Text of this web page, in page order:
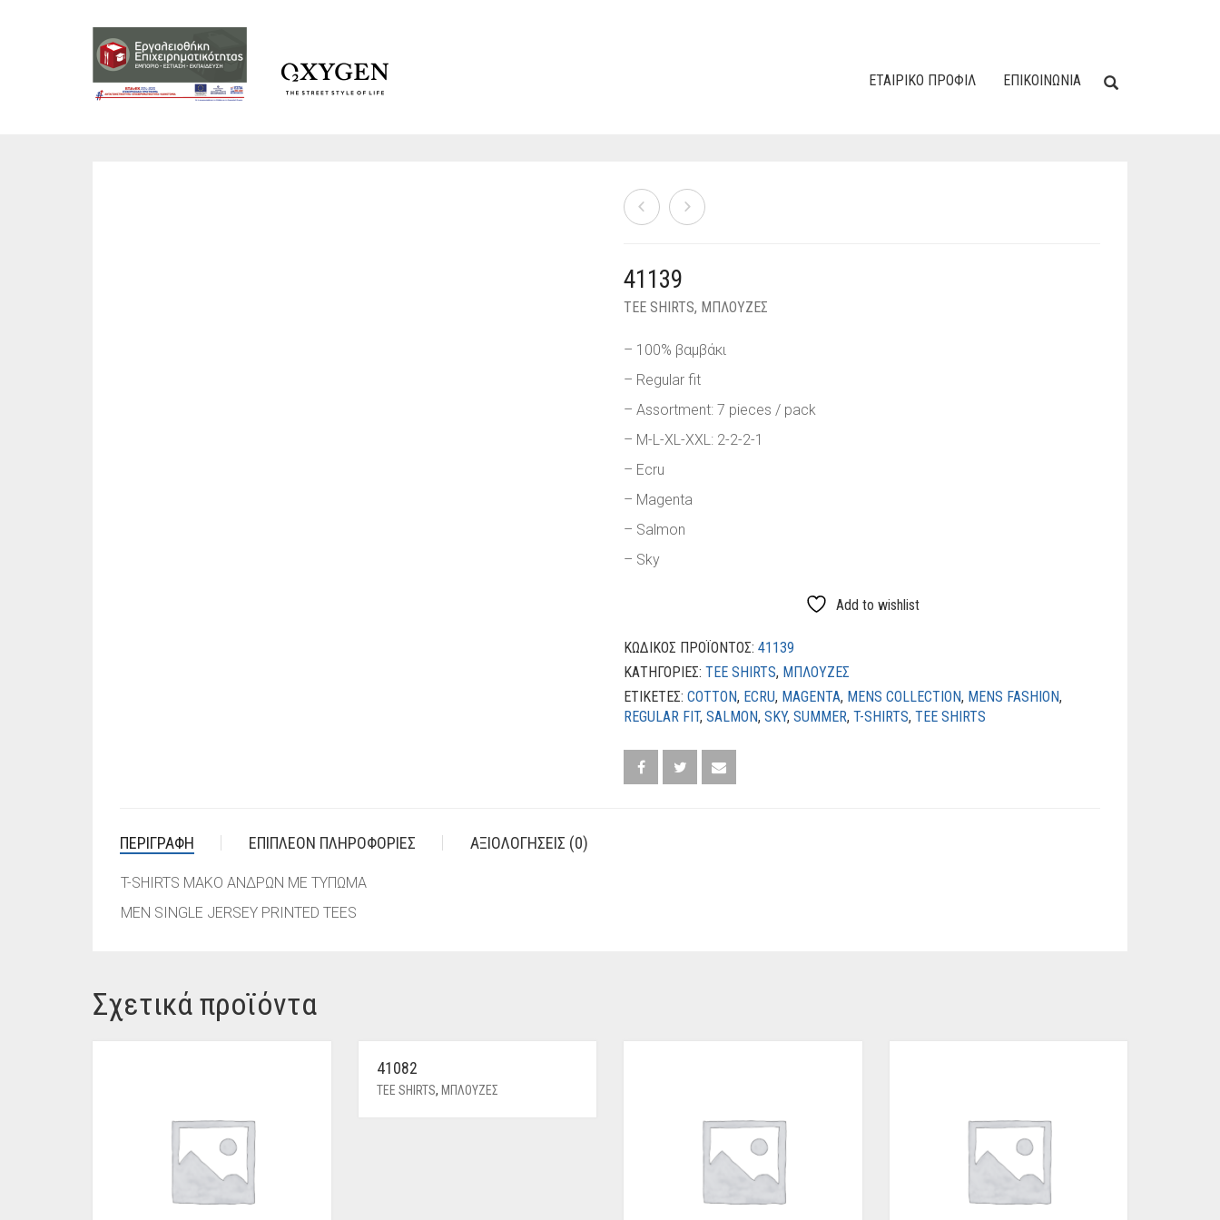
ΕΤΑΙΡΙΚΌ ΠΡΟΦΊΛ ΕΠΙΚΟΙΝΩΝΙΑ
41139
TEE SHIRTS, ΜΠΛΟΥΖΕΣ
– 100% βαμβάκι
– Regular fit
– Assortment: 7 pieces / pack
– M-L-XL-XXL: 2-2-2-1
– Ecru
– Magenta
– Salmon
– Sky
Add to wishlist
ΚΩΔΙΚΌΣ ΠΡΟΪΌΝΤΟΣ: 41139
ΚΑΤΗΓΟΡΊΕΣ: TEE SHIRTS, ΜΠΛΟΥΖΕΣ
ΕΤΙΚΈΤΕΣ: COTTON, ECRU, MAGENTA, MENS COLLECTION, MENS FASHION,
REGULAR FIT, SALMON, SKY, SUMMER, T-SHIRTS, TEE SHIRTS
ΠΕΡΙΓΡΑΦΉ ΕΠΙΠΛΈΟΝ ΠΛΗΡΟΦΟΡΊΕΣ ΑΞΙΟΛΟΓΉΣΕΙΣ (0)
T-SHIRTS ΜΑΚΟ ΑΝΔΡΩΝ ΜΕ ΤΥΠΩΜΑ
MEN SINGLE JERSEY PRINTED TEES
Σχετικά προϊόντα
41082
TEE SHIRTS, ΜΠΛΟΥΖΕΣ